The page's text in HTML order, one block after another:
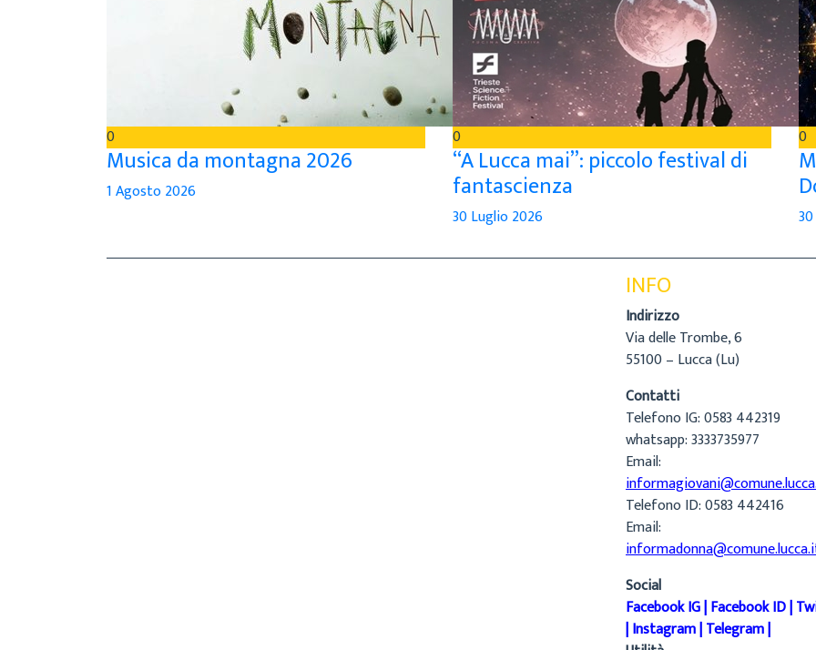
0
Musica da montagna 2026
1 Agosto 2026
0
“A Lucca mai”: piccolo festival di
fantascienza
30 Luglio 2026
0
INFO
Indirizzo
Via delle Trombe, 6
55100 – Lucca (Lu)
Contatti
Telefono IG: 0583 442319
whatsapp: 3333735977
Email:
Telefono ID: 0583 442416
Email:
Social
Facebook IG|Facebook ID|
|Instagram|Telegram|